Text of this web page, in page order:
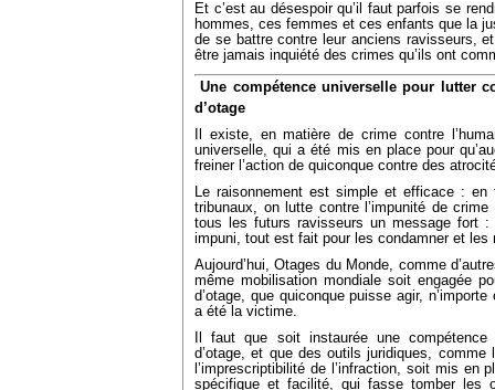
Et c’est au désespoir qu’il faut parfois se
hommes, ces femmes et ces enfants que la
de se battre contre leur anciens ravisseurs,
être jamais inquiété des crimes qu’ils ont
Une compétence universelle pour lutter
d’otage
Il existe, en matière de crime contre
universelle, qui a été mis en place pour
freiner l’action de quiconque contre des
Le raisonnement est simple et efficace :
tribunaux, on lutte contre l’impunité de
tous les futurs ravisseurs un message fort
impuni, tout est fait pour les condamner et les
Aujourd’hui, Otages du Monde, comme
même mobilisation mondiale soit engagée
d’otage, que quiconque puisse agir,
a été la victime.
Il faut que soit instaurée une
d’otage, et que des outils juridiques, comme
l’imprescriptibilité de l’infraction, soit mis en
spécifique et facilité, qui fasse tomber les